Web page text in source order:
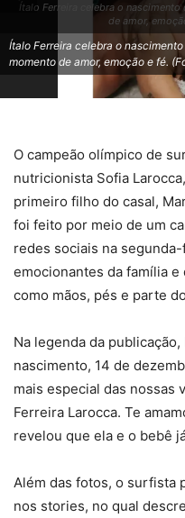
Ítalo Ferreira celebra o
de amor,
Ítalo Ferreira celebra o
momento de amor, emoção e fé.
O campeão olímpico de
nutricionista Sofia
primeiro filho do casal,
foi feito por meio de um
redes sociais na
emocionantes da família
como mãos, pés e parte
Na legenda da
nascimento, 14 de
mais especial das nossas
Ferreira Larocca. Te
revelou que ela e o bebê
Além das fotos, o surfista
nos stories, no qual